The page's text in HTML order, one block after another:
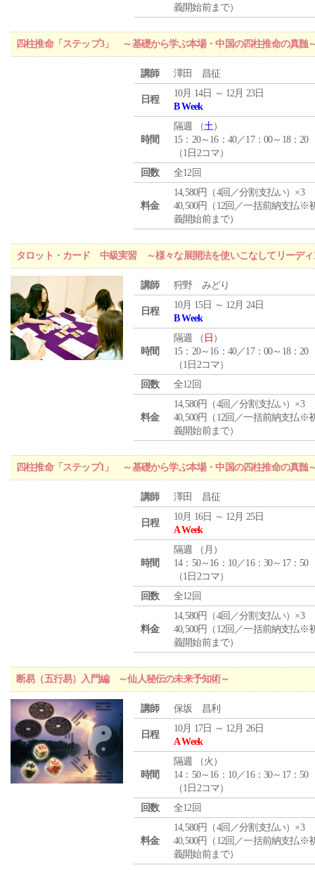
義開始前まで）
四柱推命「ステップ3」 ～基礎から学ぶ本場・中国の四柱推命の真髄
講師 澤田 昌征
日程
10月 14日 ～ 12月 23日
B Week
時間
隔週 （土）
15：20～16：40／17：00～18：20
（1日2コマ）
回数
全12回
料金
14,580円（4回／分割支払い）×3
40,500円（12回／一括前納支払※
義開始前まで）
タロット・カード 中級実習 ～様々な展開法を使いこなしてリーディ
講師 狩野 みどり
日程
10月 15日 ～ 12月 24日
B Week
時間
隔週 （ 日 ）
15：20～16：40／17：00～18：20
（1日2コマ）
回数
全12回
料金
14,580円（4回／分割支払い）×3
40,500円（12回／一括前納支払※
義開始前まで）
四柱推命「ステップ1」 ～基礎から学ぶ本場・中国の四柱推命の真髄
講師 澤田 昌征
日程
10月 16日 ～ 12月 25日
A Week
時間
隔週 （ 月 ）
14：50～16：10／16：30～17：50
（1日2コマ）
回数
全12回
料金
14,580円（4回／分割支払い）×3
40,500円（12回／一括前納支払※
義開始前まで）
断易（五行易）入門編 ～仙人秘伝の未来予知術～
講師 保坂 昌利
日程
10月 17日 ～ 12月 26日
A Week
時間
隔週 （火 ）
14：50～16：10／16：30～17：50
（1日2コマ）
回数
全12回
料金
14,580円（4回／分割支払い）×3
40,500円（12回／一括前納支払※
義開始前まで）